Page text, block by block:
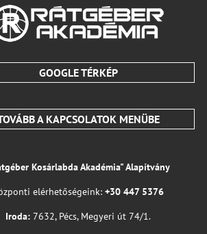
GOOGLE TÉRKÉP
A KAPCSOLATOK MENÜBE
Kosárlabda Akadémia" Alapítvány
elérhetőségeink: +30 447 5376
Iroda: 7632, Pécs, Megyeri út 74/1.